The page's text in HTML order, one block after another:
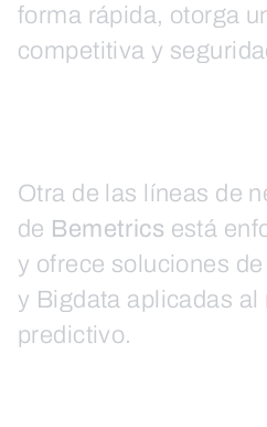
forma rápida, otorga
competitiva y
Otra de las líneas de
de Bemetrics está
y ofrece soluciones
y Bigdata aplicadas
predictivo.